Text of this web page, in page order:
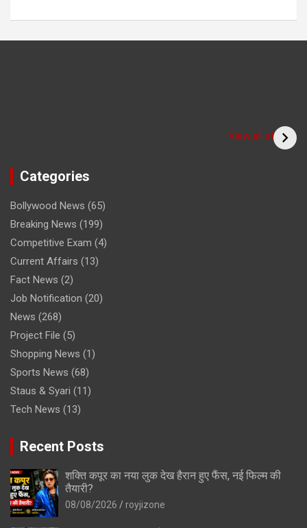
View all stories
(Bitiya) बिटिया
Categories
Bollywood News (65)
Breaking News (199)
Competitive Exam (4)
Current Affairs (13)
Fact News (2)
Job Notification (20)
News (268)
Project File (5)
Shopping News (1)
Sports News (68)
Staus & Syari (11)
Tech News (13)
Recent Posts
शक्ति कपूर का नया लुक देख हैरान हुए फैंस, नई फिल्म की
तैयारी?
08/08/2026 royjizone